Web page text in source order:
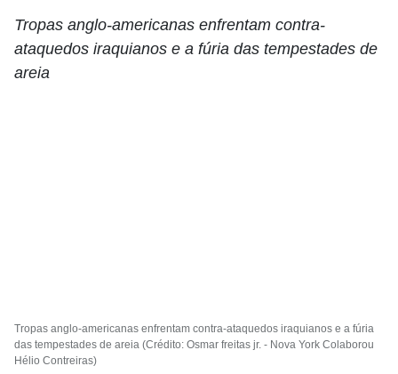
Tropas anglo-americanas enfrentam contra-
ataquedos iraquianos e a fúria das tempestades de
areia
Tropas anglo-americanas enfrentam contra-ataquedos iraquianos e a fúria
das tempestades de areia (Crédito: Osmar freitas jr. - Nova York Colaborou
Hélio Contreiras)